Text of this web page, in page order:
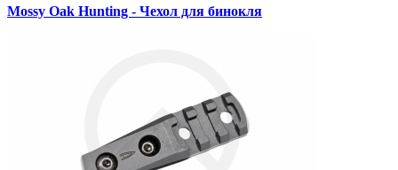
Mossy Oak Hunting - Чехол для бинокля